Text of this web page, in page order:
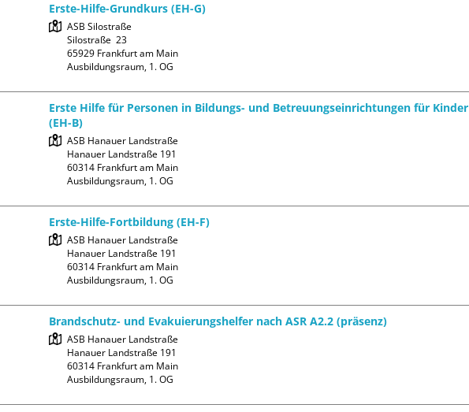
Erste-Hilfe-Grundkurs (EH-G)
ASB Silostraße
Silostraße  23
65929 Frankfurt am Main
Ausbildungsraum, 1. OG
Erste Hilfe für Personen in Bildungs- und Betreuungseinrichtungen für Kinder
(EH-B)
ASB Hanauer Landstraße
Hanauer Landstraße 191
60314 Frankfurt am Main
Ausbildungsraum, 1. OG
Erste-Hilfe-Fortbildung (EH-F)
ASB Hanauer Landstraße
Hanauer Landstraße 191
60314 Frankfurt am Main
Ausbildungsraum, 1. OG
Brandschutz- und Evakuierungshelfer nach ASR A2.2 (präsenz)
ASB Hanauer Landstraße
Hanauer Landstraße 191
60314 Frankfurt am Main
Ausbildungsraum, 1. OG